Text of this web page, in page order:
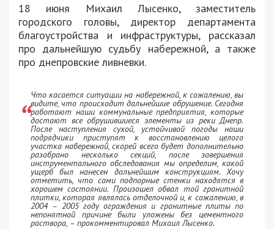
18 июня Михаил Лысенко, заместитель
городского головы, директор департамента
благоустройства и инфраструктуры, рассказал
про дальнейшую судьбу набережной, а также
про днепровские ливневки.
Что касается ситуации на набережной, к сожалению, вы
видите, что происходит дальнейшие обрушение. Сегодня
работают наши коммунальные предприятия, которые
достают все обрушившиеся элементы из реки Днепр.
После наступления сухой, устойчивой погоды наши
подрядчики приступят к восстановлению целого
участка набережной, скорей всего будет дополнительно
разобрано несколько секций, после завершения
инструментального обследования мы определим, какой
ущерб был нанесен дальнейшим конструкциям. Хочу
отметить, что сами подпорные стенки находятся в
хорошем состоянии. Произошел обвал той гранитной
плитки, которая являлась отделочной и, к сожалению, в
2004 – 2005 году ограждения и гранитные плиты по
непонятной причине были уложены без цементного
раствора, – прокомментировал Михаил Лысенко.